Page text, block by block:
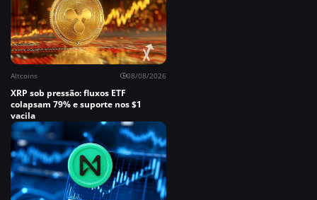
Altcoins 08/08/2026
XRP sob pressão: fluxos ETF
colapsam 79% e suporte nos $1
vacila